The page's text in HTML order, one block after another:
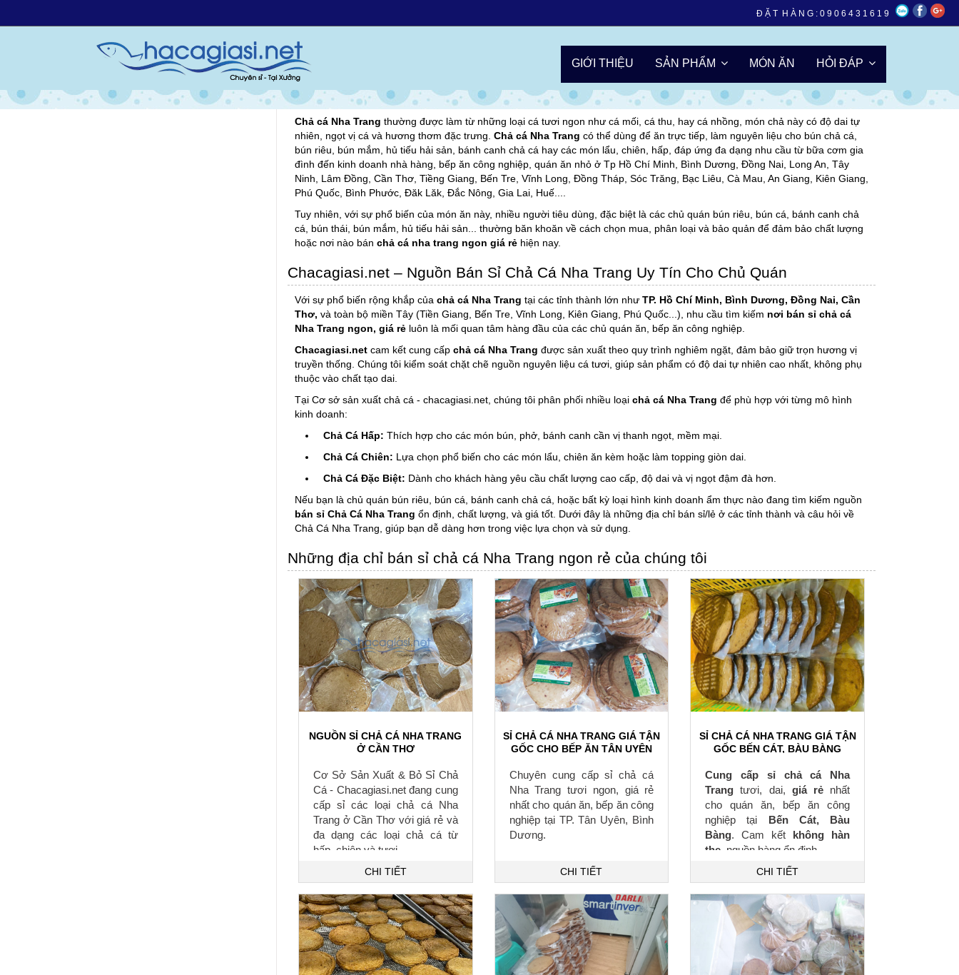
Đ Ặ T H À N G : 0 9 0 6 4 3 1 6 1 9
GIỚI THIỆU SẢN PHẨM MÓN ĂN HỎI ĐÁP
Nguồn Bán Sỉ Chả Cá Nha Trang Chất Lượng Cao, Giá Tốt
Chả Cá Nha Trang
không chỉ là một món ăn, mà còn là tinh hoa ẩm thực của thành phố biển xinh đẹp Nha Trang, mang trong
mình hương vị đậm đà của nắng, gió và biển cả. Món đặc sản này đã trở thành linh hồn không thể thiếu trong nhiều món ăn
Việt, từ bình dân đến sang trọng.
Chả cá Nha Trang thường được làm từ những loại cá tươi ngon như cá mối, cá thu, hay cá nhồng, món chả này có độ dai tự
nhiên, ngọt vị cá và hương thơm đặc trưng. Chả cá Nha Trang có thể dùng để ăn trực tiếp, làm nguyên liệu cho bún chả cá,
bún riêu, bún mắm, hủ tiếu hải sản, bánh canh chả cá hay các món lẩu, chiên, hấp, đáp ứng đa dạng nhu cầu từ bữa cơm gia
đình đến kinh doanh nhà hàng, bếp ăn công nghiệp, quán ăn nhỏ ở Tp Hồ Chí Minh, Bình Dương, Đồng Nai, Long An, Tây
Ninh, Lâm Đồng, Cần Thơ, Tiềng Giang, Bến Tre, Vĩnh Long, Đồng Tháp, Sóc Trăng, Bạc Liêu, Cà Mau, An Giang, Kiên Giang,
Phú Quốc, Bình Phước, Đăk Lăk, Đắc Nông, Gia Lai, Huế....
Tuy nhiên, với sự phổ biến của món ăn này, nhiều người tiêu dùng, đặc biệt là các chủ quán bún riêu, bún cá, bánh canh chả
cá, bún thái, bún mắm, hủ tiếu hải sản... thường băn khoăn về cách chọn mua, phân loại và bảo quản để đảm bảo chất lượng
hoặc nơi nào bán chả cá nha trang ngon giá rẻ hiện nay.
Chacagiasi.net – Nguồn Bán Sỉ Chả Cá Nha Trang Uy Tín Cho Chủ Quán
Với sự phổ biến rộng khắp của chả cá Nha Trang tại các tỉnh thành lớn như TP. Hồ Chí Minh, Bình Dương, Đồng Nai, Cần
Thơ, và toàn bộ miền Tây (Tiền Giang, Bến Tre, Vĩnh Long, Kiên Giang, Phú Quốc...), nhu cầu tìm kiếm nơi bán sỉ chả cá
Nha Trang ngon, giá rẻ luôn là mối quan tâm hàng đầu của các chủ quán ăn, bếp ăn công nghiệp.
Chacagiasi.net cam kết cung cấp chả cá Nha Trang được sản xuất theo quy trình nghiêm ngặt, đảm bảo giữ trọn hương vị
truyền thống. Chúng tôi kiểm soát chặt chẽ nguồn nguyên liệu cá tươi, giúp sản phẩm có độ dai tự nhiên cao nhất, không phụ
thuộc vào chất tạo dai.
Tại Cơ sở sản xuất chả cá - chacagiasi.net, chúng tôi phân phối nhiều loại chả cá Nha Trang để phù hợp với từng mô hình
kinh doanh:
Chả Cá Hấp: Thích hợp cho các món bún, phở, bánh canh cần vị thanh ngọt, mềm mại.
Chả Cá Chiên: Lựa chọn phổ biến cho các món lẩu, chiên ăn kèm hoặc làm topping giòn dai.
Chả Cá Đặc Biệt: Dành cho khách hàng yêu cầu chất lượng cao cấp, độ dai và vị ngọt đậm đà hơn.
Nếu bạn là chủ quán bún riêu, bún cá, bánh canh chả cá, hoặc bất kỳ loại hình kinh doanh ẩm thực nào đang tìm kiếm nguồn
bán sỉ Chả Cá Nha Trang ổn định, chất lượng, và giá tốt. Dưới đây là những địa chỉ bán sỉ/lẻ ở các tỉnh thành và câu hỏi về
Chả Cá Nha Trang, giúp bạn dễ dàng hơn trong việc lựa chọn và sử dụng.
Những địa chỉ bán sỉ chả cá Nha Trang ngon rẻ của chúng tôi
NGUỒN SỈ CHẢ CÁ NHA TRANG
Ở CẦN THƠ
Cơ Sở Sản Xuất & Bỏ Sỉ Chả
Cá - Chacagiasi.net đang cung
cấp sỉ các loại chả cá Nha
Trang ở Cần Thơ với giá rẻ và
đa dạng các loại chả cá từ
hấp, chiên và tươi.
CHI TIẾT
SỈ CHẢ CÁ NHA TRANG GIÁ TẬN
GỐC CHO BẾP ĂN TÂN UYÊN
Chuyên cung cấp sỉ chả cá
Nha Trang tươi ngon, giá rẻ
nhất cho quán ăn, bếp ăn công
nghiệp tại TP. Tân Uyên, Bình
Dương.
CHI TIẾT
SỈ CHẢ CÁ NHA TRANG GIÁ TẬN
GỐC BẾN CÁT, BÀU BÀNG
Cung cấp sỉ chả cá Nha
Trang tươi, dai, giá rẻnhất
cho quán ăn, bếp ăn công
nghiệp tại Bến Cát, Bàu
Bàng. Cam kết không hàn
the , nguồn hàng ổn định.
CHI TIẾT